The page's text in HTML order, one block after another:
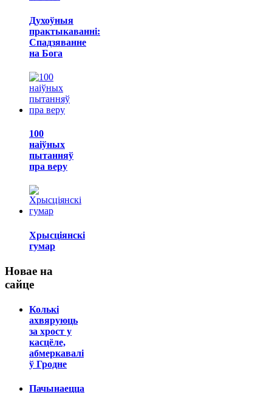
Духоўныя
практыкаванні:
Спадзяванне
на Бога
100
наіўных
пытанняў
пра веру
Хрысціянскі
гумар
Новае на
сайце
Колькі
ахвяруюць
за хрост у
касцёле,
абмеркавалі
ў Гродне
Пачынаецца